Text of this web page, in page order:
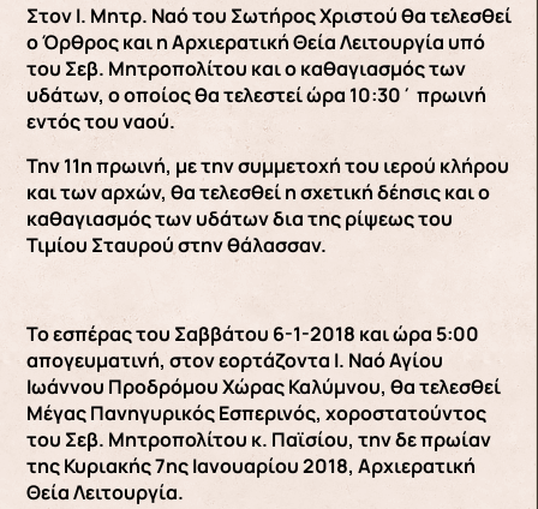
Στον Ι. Μητρ. Ναό του Σωτήρος Χριστού θα τελεσθεί
ο Όρθρος και η Αρχιερατική Θεία Λειτουργία υπό
του Σεβ. Μητροπολίτου και ο καθαγιασμός των
υδάτων, ο οποίος θα τελεστεί ώρα 10:30΄ πρωινή
εντός του ναού.
Την 11η πρωινή, με την συμμετοχή του ιερού κλήρου
και των αρχών, θα τελεσθεί η σχετική δέησις και ο
καθαγιασμός των υδάτων δια της ρίψεως του
Τιμίου Σταυρού στην θάλασσαν.
Το εσπέρας του Σαββάτου 6-1-2018 και ώρα 5:00
απογευματινή, στον εορτάζοντα Ι. Ναό Αγίου
Ιωάννου Προδρόμου Χώρας Καλύμνου, θα τελεσθεί
Μέγας Πανηγυρικός Εσπερινός, χοροστατούντος
του Σεβ. Μητροπολίτου κ. Παϊσίου, την δε πρωίαν
της Κυριακής 7ης Ιανουαρίου 2018, Αρχιερατική
Θεία Λειτουργία.